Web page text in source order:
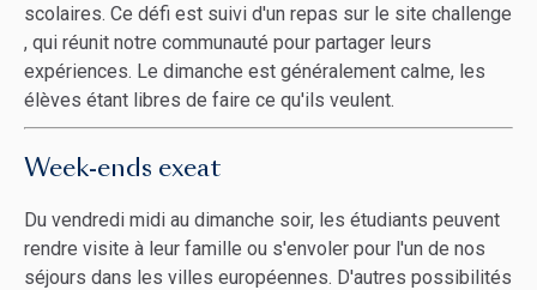
scolaires. Ce défi est suivi d'un repas sur le site challenge
, qui réunit notre communauté pour partager leurs
expériences. Le dimanche est généralement calme, les
élèves étant libres de faire ce qu'ils veulent.
Week-ends exeat
Du vendredi midi au dimanche soir, les étudiants peuvent
rendre visite à leur famille ou s'envoler pour l'un de nos
séjours dans les villes européennes. D'autres possibilités